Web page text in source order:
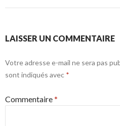
LAISSER UN COMMENTAIRE
Votre adresse e-mail ne sera pas
sont indiqués avec *
Commentaire*